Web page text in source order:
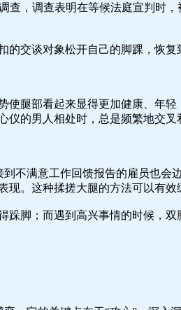
查，调查表明在等候法庭宣判时
交谈对象松开自己的脚踝，恢复
腿部看起来显得更加健康、年
的男人相处时，总是频繁地交
不满意工作回馈报告的雇员也会
。这种揉搓大腿的方法可以有
脚；而遇到高兴事情的时候，